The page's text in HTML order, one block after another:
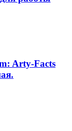
Arty-Facts